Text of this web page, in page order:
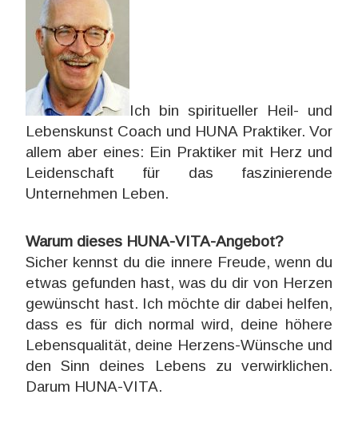
Ich bin spiritueller Heil- und
Lebenskunst Coach und HUNA Praktiker. Vor
allem aber eines: Ein Praktiker mit Herz und
Leidenschaft für das faszinierende
Unternehmen Leben.
Warum dieses HUNA-VITA-Angebot?
Sicher kennst du die innere Freude, wenn du
etwas gefunden hast, was du dir von Herzen
gewünscht hast. Ich möchte dir dabei helfen,
dass es für dich normal wird, deine höhere
Lebensqualität, deine Herzens-Wünsche und
den Sinn deines Lebens zu verwirklichen.
Darum HUNA-VITA.